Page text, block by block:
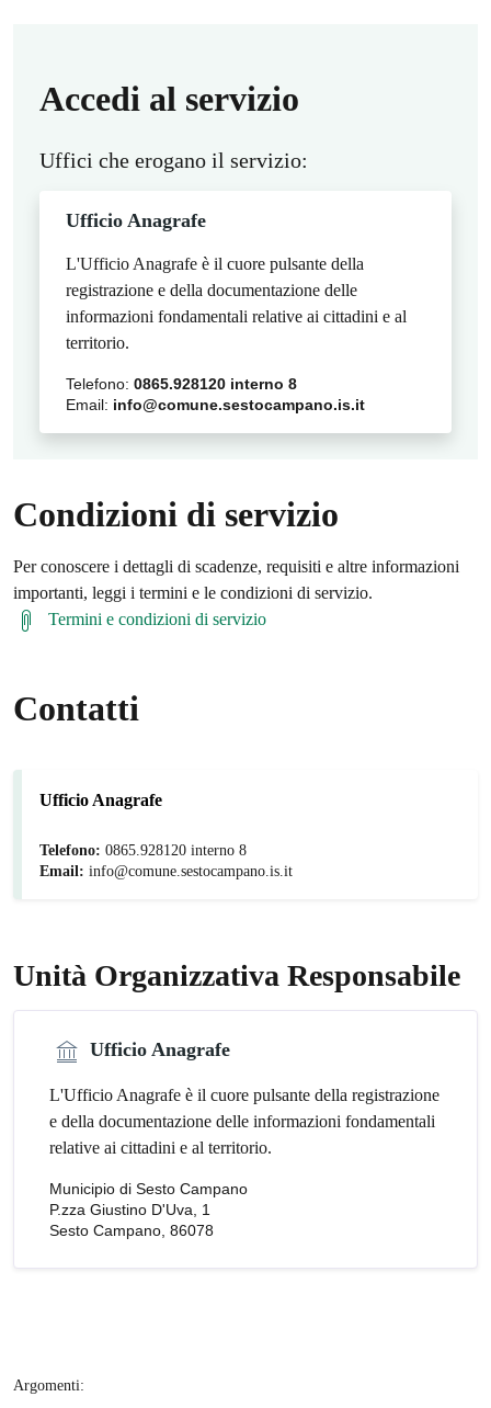
Accedi al servizio
Uffici che erogano il servizio:
Ufficio Anagrafe
L'Ufficio Anagrafe è il cuore pulsante della
registrazione e della documentazione delle
informazioni fondamentali relative ai cittadini e al
territorio.
Telefono: 0865.928120 interno 8
Email: info@comune.sestocampano.is.it
Condizioni di servizio
Per conoscere i dettagli di scadenze, requisiti e altre informazioni
importanti, leggi i termini e le condizioni di servizio.
Termini e condizioni di servizio
Contatti
Ufficio Anagrafe
Telefono: 0865.928120 interno 8
Email: info@comune.sestocampano.is.it
Unità Organizzativa Responsabile
Ufficio Anagrafe
L'Ufficio Anagrafe è il cuore pulsante della registrazione
e della documentazione delle informazioni fondamentali
relative ai cittadini e al territorio.
Municipio di Sesto Campano
P.zza Giustino D'Uva, 1
Sesto Campano, 86078
Argomenti: